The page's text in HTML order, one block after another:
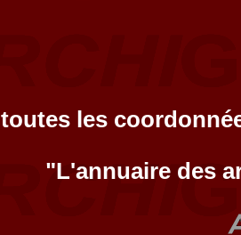
toutes les
"L'annuaire des